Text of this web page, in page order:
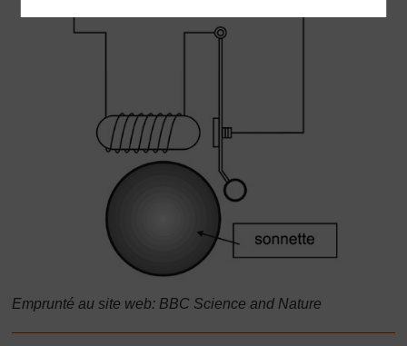
Emprunté au site web: BBC Science and Nature